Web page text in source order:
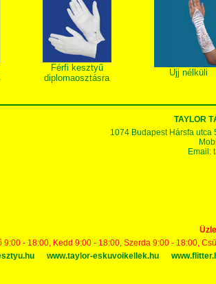
Férfi kesztyű
diplomaosztásra
Ujj nélküli
TAYLOR
1074 Budapest Hársfa utca
Email:
9:00 - 18:00, Kedd 9:00 - 18:00, Szerda 9:00 - 18:00,
www.taylor-eskuvoikellek.hu